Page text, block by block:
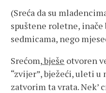
(Sreća da su
spuštene roletne,
sedmicama, nego
Srećom,bješe otvoren
“zvijer”, bježeći, uleti u
zatvorim ta vrata. Nek’